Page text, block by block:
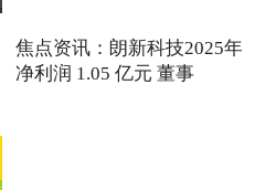
焦点资讯：朗新科技2025年
净利润 1.05 亿元 董事